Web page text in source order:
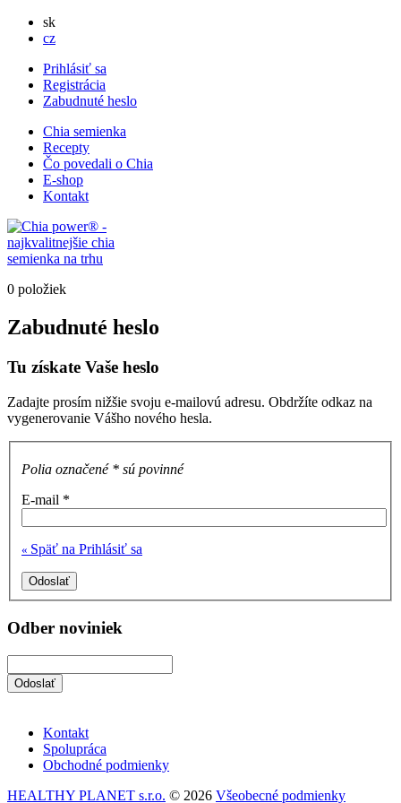
sk
cz
Prihlásiť sa
Registrácia
Zabudnuté heslo
Chia semienka
Recepty
Čo povedali o Chia
E-shop
Kontakt
0 položiek
Zabudnuté heslo
Tu získate Vaše heslo
Zadajte prosím nižšie svoju e-mailovú adresu. Obdržíte odkaz na
vygenerovanie Vášho nového hesla.
Polia označené * sú povinné
E-mail *
« Späť na Prihlásiť sa
Odoslať
Odber noviniek
Kontakt
Spolupráca
Obchodné podmienky
HEALTHY PLANET s.r.o. © 2026 Všeobecné podmienky